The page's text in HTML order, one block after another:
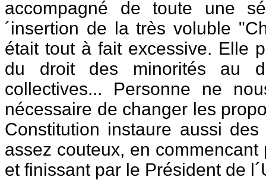
accompagné de toute une
´insertion de la très voluble
était tout à fait excessive. Elle
du droit des minorités au
collectives... Personne ne
nécessaire de changer les
Constitution instaure aussi
assez couteux, en
et finissant par le Président de